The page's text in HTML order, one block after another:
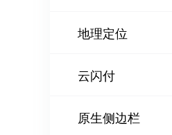
地理定位
云闪付
原生侧边栏